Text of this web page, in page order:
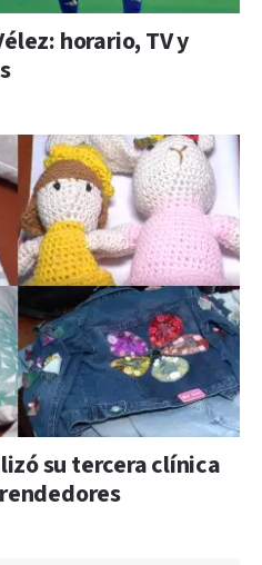
horario, TV y
su tercera clínica